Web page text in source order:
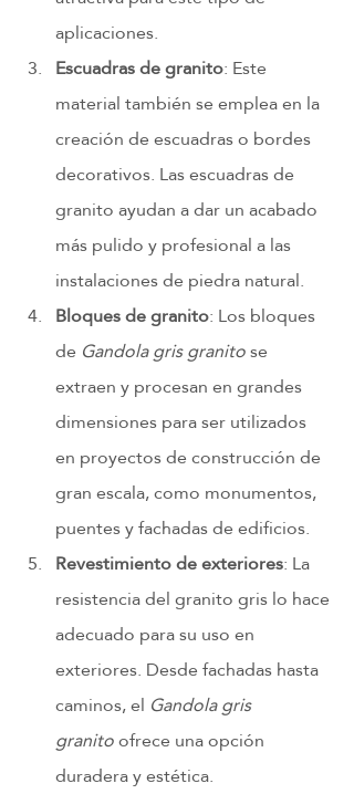
aplicaciones.
Escuadras de granito: Este
material también se emplea en la
creación de escuadras o bordes
decorativos. Las escuadras de
granito ayudan a dar un acabado
más pulido y profesional a las
instalaciones de piedra natural.
Bloques de granito: Los bloques
de Gandola gris granito se
extraen y procesan en grandes
dimensiones para ser utilizados
en proyectos de construcción de
gran escala, como monumentos,
puentes y fachadas de edificios.
Revestimiento de exteriores: La
resistencia del granito gris lo hace
adecuado para su uso en
exteriores. Desde fachadas hasta
caminos, el Gandola gris
granito ofrece una opción
duradera y estética.